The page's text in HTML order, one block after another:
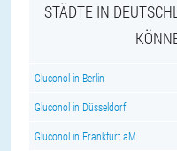
STÄDTE IN
Gluconol in Berlin
Gluconol in Düsseldorf
Gluconol in Frankfurt aM